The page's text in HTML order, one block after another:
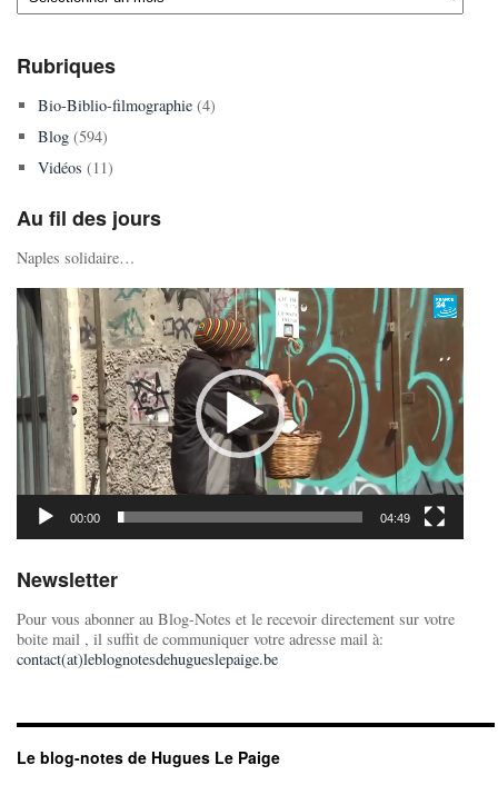
Rubriques
Bio-Biblio-filmographie(4)
Blog(594)
Vidéos (11)
Au fil des jours
Naples solidaire…
Lecteur
vidéo
00:00 04:49
Newsletter
Pour vous abonner au Blog-Notes et le recevoir directement sur votre
boite mail , il suffit de communiquer votre adresse mail à:
contact(at)leblognotesdehugueslepaige.be
Le blog-notes de Hugues Le Paige